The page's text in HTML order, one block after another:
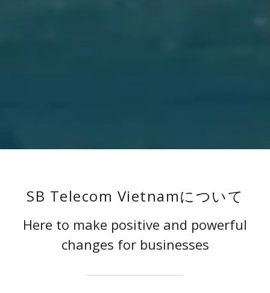
SB Telecom Vietnamについて
Here to make positive and powerful
changes for businesses